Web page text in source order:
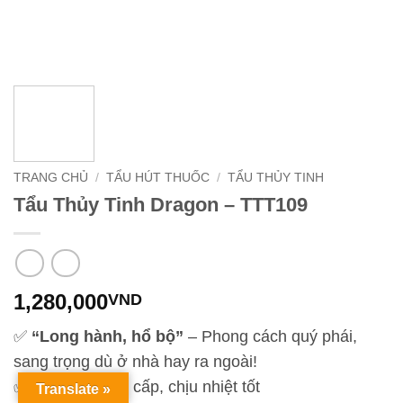
TRANG CHỦ / TẨU HÚT THUỐC / TẨU THỦY TINH
Tẩu Thủy Tinh Dragon – TTT109
1,280,000VND
✅ “Long hành, hổ bộ” – Phong cách quý phái,
sang trọng dù ở nhà hay ra ngoài!
✅ Thủy tinh cao cấp, chịu nhiệt tốt
Translate »